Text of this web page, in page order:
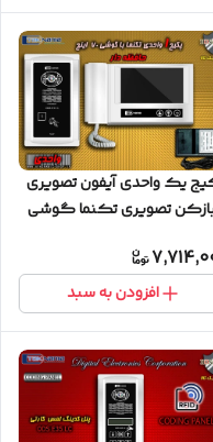
یک واحدی آیفون تصویری
تصویری تکنما گوشی
افزودن به سبد